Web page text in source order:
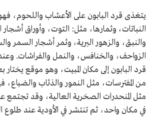
يتغذى قرد البابون على الأعشاب واللحوم،
النباتات، وثمارها، مثل: التوت، وأوراق
والنبق، والزهور البرية، وثمر أشجار السمر
الزواحف، والخنافس، والنمل والفراشات.
قرد البابون إلى مكان المبيت، وهو موقع يختار
من المفترسات، مثل النمور والذئاب
مثل المنحدرات الصخرية العالية، وقد
في مكان واحد، ثم تنتشر في الأودية عند